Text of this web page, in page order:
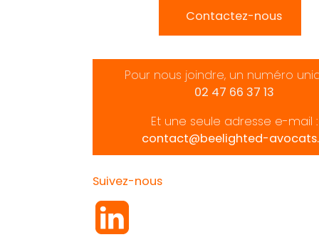
Contactez-nous
Pour nous joindre, un numéro
02 47 66 37 13
Et une seule adresse e-mail :
contact@beelighted-
Suivez-nous